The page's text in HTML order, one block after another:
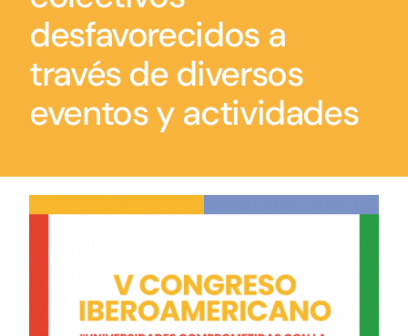
desfavorecidos a
través de diversos
eventos y actividades